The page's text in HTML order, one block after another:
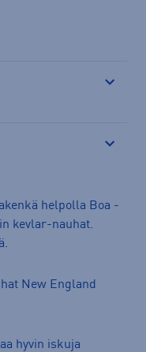
helpolla Boa -
kevlar-nauhat.
New England
hyvin iskuja